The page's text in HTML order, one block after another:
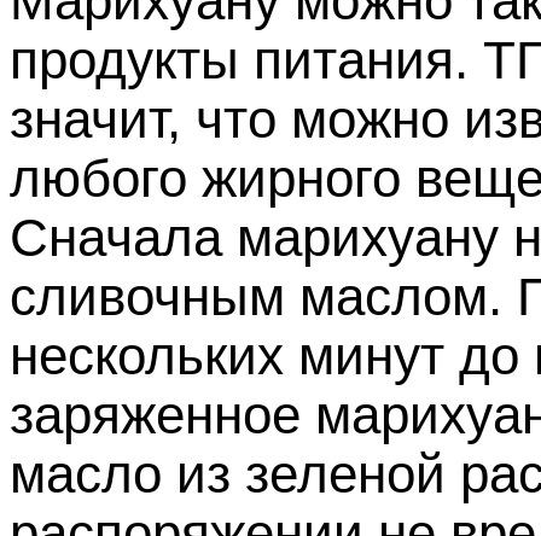
продукты питания.
значит, что можно
любого жирного
Сначала марихуану
сливочным маслом.
нескольких минут
заряженное
масло из зеленой